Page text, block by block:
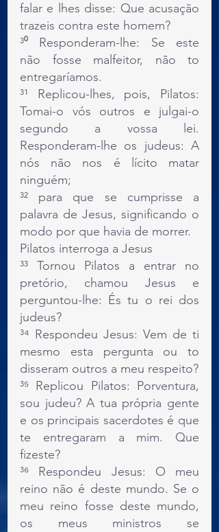
falar e lhes disse: Que acusação
trazeis contra este homem?
³⁰ Responderam-lhe: Se este
não fosse malfeitor, não to
entregaríamos.
³¹ Replicou-lhes, pois, Pilatos:
Tomai-o vós outros e julgai-o
segundo a vossa lei.
Responderam-lhe os judeus: A
nós não nos é lícito matar
ninguém;
³² para que se cumprisse a
palavra de Jesus, significando o
modo por que havia de morrer.
Pilatos interroga a Jesus
³³ Tornou Pilatos a entrar no
pretório, chamou Jesus e
perguntou-lhe: És tu o rei dos
judeus?
³⁴ Respondeu Jesus: Vem de ti
mesmo esta pergunta ou to
disseram outros a meu respeito?
³⁵ Replicou Pilatos: Porventura,
sou judeu? A tua própria gente
e os principais sacerdotes é que
te entregaram a mim. Que
fizeste?
³⁶ Respondeu Jesus: O meu
reino não é deste mundo. Se o
meu reino fosse deste mundo,
os meus ministros se